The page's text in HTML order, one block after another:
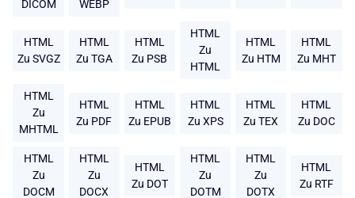
DICOM
WEBP
HTML
Zu SVGZ
HTML
Zu TGA
HTML
Zu PSB
HTML
Zu
HTML
HTML
Zu HTM
HTML
Zu MHT
HTML
Zu
MHTML
HTML
Zu PDF
HTML
Zu EPUB
HTML
Zu XPS
HTML
Zu TEX
HTML
Zu DOC
HTML
Zu
DOCM
HTML
Zu
DOCX
HTML
Zu DOT
HTML
Zu
DOTM
HTML
Zu
DOTX
HTML
Zu RTF